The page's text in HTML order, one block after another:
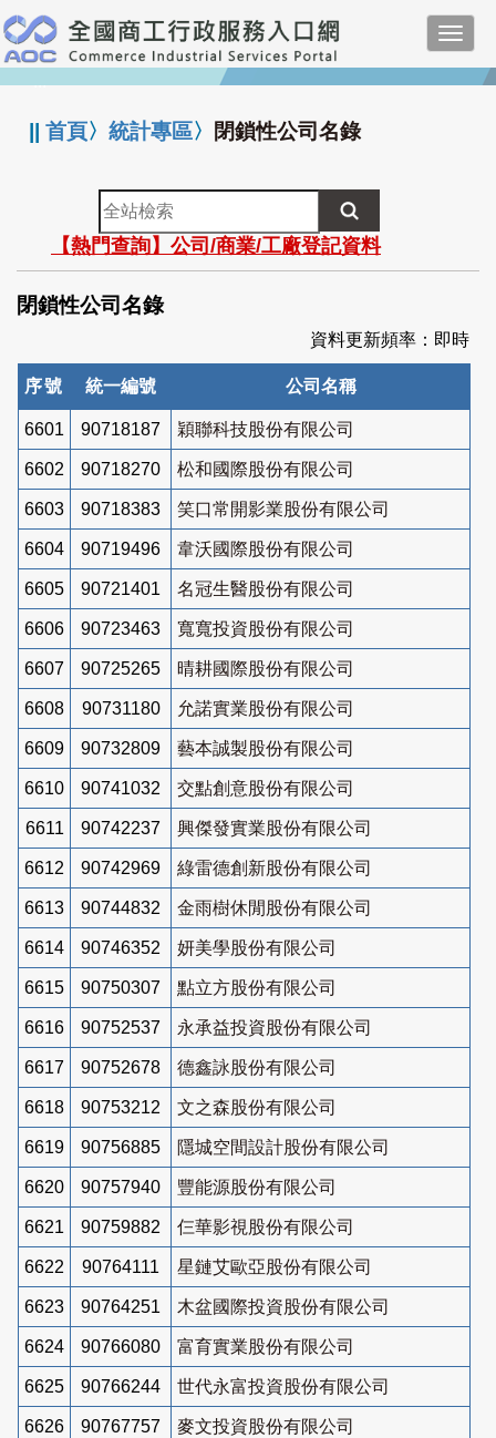
跳
到
主
要
:::
||首頁〉統計專區〉 閉鎖性公司名錄
全
站
檢
索
【熱門查詢】公司/商業/工廠登記資料
閉鎖性公司名錄
資料更新頻率：即時
序號 統一編號 公司名稱
6601 90718187 穎聯科技股份有限公司
6602 90718270 松和國際股份有限公司
6603 90718383 笑口常開影業股份有限公司
6604 90719496 韋沃國際股份有限公司
6605 90721401 名冠生醫股份有限公司
6606 90723463 寬寬投資股份有限公司
6607 90725265 晴耕國際股份有限公司
6608 90731180 允諾實業股份有限公司
6609 90732809 藝本誠製股份有限公司
6610 90741032 交點創意股份有限公司
6611 90742237 興傑發實業股份有限公司
6612 90742969 綠雷德創新股份有限公司
6613 90744832 金雨樹休閒股份有限公司
6614 90746352 妍美學股份有限公司
6615 90750307 點立方股份有限公司
6616 90752537 永承益投資股份有限公司
6617 90752678 德鑫詠股份有限公司
6618 90753212 文之森股份有限公司
6619 90756885 隱城空間設計股份有限公司
6620 90757940 豐能源股份有限公司
6621 90759882 仨華影視股份有限公司
6622 90764111 星鏈艾歐亞股份有限公司
6623 90764251 木盆國際投資股份有限公司
6624 90766080 富育實業股份有限公司
6625 90766244 世代永富投資股份有限公司
6626 90767757 麥文投資股份有限公司